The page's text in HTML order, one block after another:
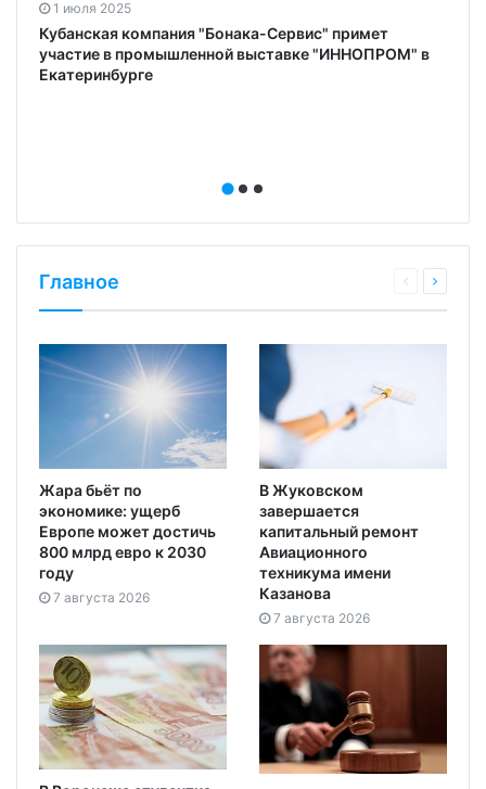
1 июля 2025
Кубанская компания "Бонака-Сервис" примет
участие в промышленной выставке "ИННОПРОМ" в
Екатеринбурге
Главное
Жара бьёт по
экономике: ущерб
Европе может достичь
800 млрд евро к 2030
году
7 августа 2026
В Жуковском
завершается
капитальный ремонт
Авиационного
техникума имени
Казанова
7 августа 2026